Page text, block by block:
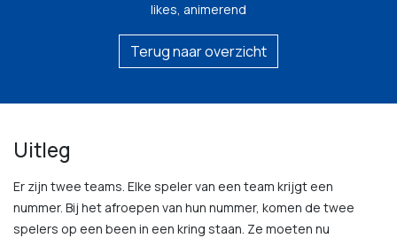
likes, animerend
Terug naar overzicht
Uitleg
Er zijn twee teams. Elke speler van een team krijgt een
nummer. Bij het afroepen van hun nummer, komen de twee
spelers op een been in een kring staan. Ze moeten nu